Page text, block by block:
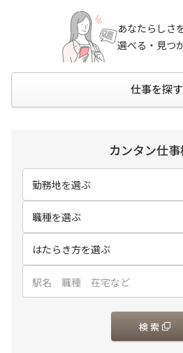
あなたらしさ
選べる・見つ
仕事を探す
カンタン仕
勤務地を選ぶ
職種を選ぶ
はたらき方を選ぶ
検索